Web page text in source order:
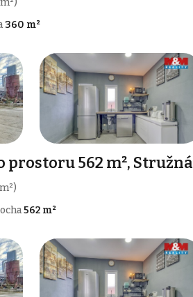
360 m²
562 m², Stružná
562 m²